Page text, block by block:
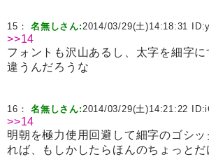
15：名無しさん:2014/03/29(土)14:18:31 ID:
>>14
フォントも沢山あるし、太字を細字
違うんだろうな
16：名無しさん:2014/03/29(土)14:21:22 ID:
>>14
明朝を極力使用回避して細字のゴシ
れば、もしかしたらほんのちょっとだ